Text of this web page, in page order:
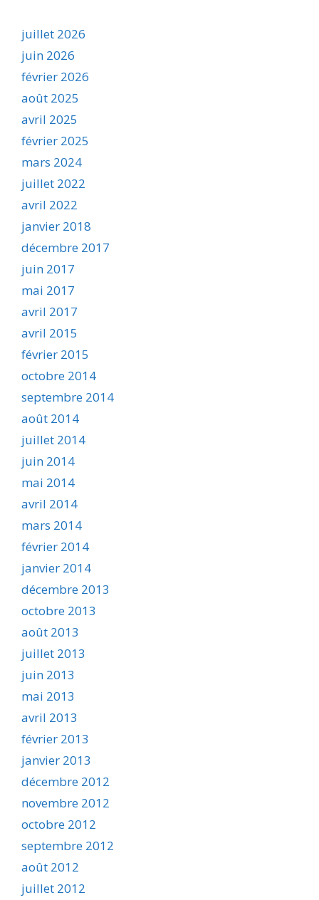
juillet 2026
juin 2026
février 2026
août 2025
avril 2025
février 2025
mars 2024
juillet 2022
avril 2022
janvier 2018
décembre 2017
juin 2017
mai 2017
avril 2017
avril 2015
février 2015
octobre 2014
septembre 2014
août 2014
juillet 2014
juin 2014
mai 2014
avril 2014
mars 2014
février 2014
janvier 2014
décembre 2013
octobre 2013
août 2013
juillet 2013
juin 2013
mai 2013
avril 2013
février 2013
janvier 2013
décembre 2012
novembre 2012
octobre 2012
septembre 2012
août 2012
juillet 2012